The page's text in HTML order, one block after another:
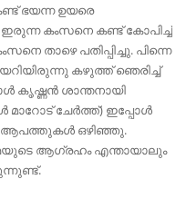
ഭയന്ന ഉയരെ
കംസനെ കണ്ട് കോപിച്ച്
താഴെ പതിപ്പിച്ചു. പിന്നെ
കഴുത്ത് ഞെരിച്ച്
കൃഷ്ണൻ ശാന്തനായി
മാറോട് ചേർത്ത്) ഇപ്പോൾ
ആപത്തുകൾ ഒഴിഞ്ഞു.
ആഗ്രഹം എന്തായാലും